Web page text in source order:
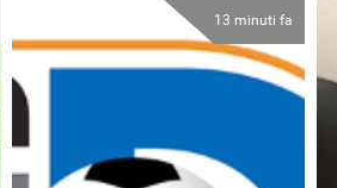
13 minuti fa